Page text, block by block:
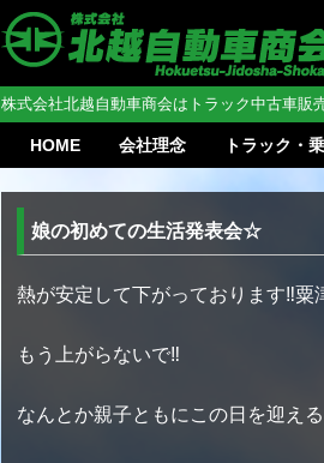
株式会社北越自動車商会はトラック中古車販
HOME 会社理念 トラック・
娘の初めての生活発表会☆
熱が安定して下がっております‼︎粟
もう上がらないで‼︎
なんとか親子ともにこの日を迎え